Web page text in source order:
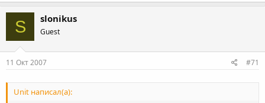
S slonikus
Guest
11 Окт 2007 #71
Unit написал(а):